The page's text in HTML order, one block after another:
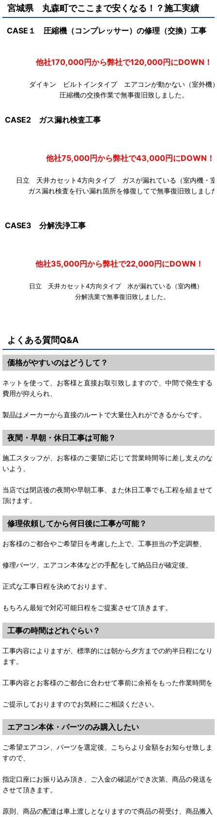
宮城県 丸森町でここまで安くなる！？施工実績
CASE１ 圧縮機（コンプレッサー）の修理（交換）工事
他社170,000円から弊社で120,000円に
ダイキン ビルトインタイプ エアコンが動かない（室外機
圧縮機の交換作業で無事復旧致しました。
CASE2 ガス漏れ検査工事
他社75,000円から弊社で43,000円にDOWN！
日立 天井カセット4方向タイプ ガスが漏れている（室内機・
ガス漏れ検査を行い漏れ箇所を修復してで無事復旧致しまし
CASE3 分解洗浄工事
他社35,000円から弊社で22,000円にDOWN！
日立 天井カセット4方向タイプ 水が漏れている（室内機
分解洗業で無事復旧致しました。
よくある質問Q&A
価格がやすいのはどうして？
ネットを使って、お客様と直接お取引致しますので、中間で発生する
費用が抑えられ、
製品はメーカーから直接のルートで大量仕入れができるからです。
夜間・早朝・休日工事は可能？
施工スタッフが、お客様のご要望に応じて営業時間等に差し支えのな
いよう、
当店では閉店後の夜間や早朝工事、また休日工事でも工程を組ませて
頂けます。
修理依頼してから何日後に工事が可能？
お客様のご都合やご希望日を考慮した上で、工事担当の予定調整、
修理パーツ、エアコン本体などの手配をして納品日が確定後、
正式な工事日程を決めております。
もちろん最短で対応可能日程をご提案させて頂きます。
工事の時間はどれぐらい？
工事内容によりますが、標準的には朝から夕方までの約半日程になり
ます。
工事内容とお客様のご都合に合わせて事前に余裕をもった作業時間を
ご提示しておりますのでお気軽にご相談ください。
エアコン本体・パーツのみ購入したい
ご希望エアコン、パーツを選定後、こちらより金額をお知らせ致しま
すので、
指定口座にお振り込み頂き、ご入金の確認ができ次第、商品の発送を
させて頂きます。
原則、商品の配達は車上渡しとなりますので商品の荷受け、商品搬入